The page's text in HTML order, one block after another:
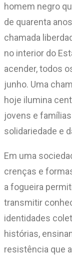
homem negro
de quarenta
chamada
no interior do
acender, todos
junho. Uma
hoje ilumina
jovens e
solidariedade e
Em uma
crenças e
a fogueira
transmitir
identidades
histórias,
resistência que